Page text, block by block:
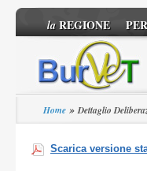
laREGIONE
Home »Dettaglio
Scarica versione